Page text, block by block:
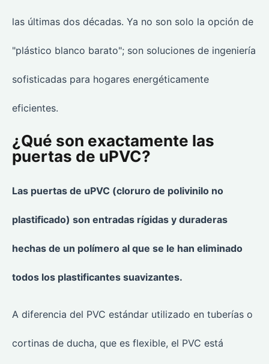
las últimas dos décadas. Ya no son solo la opción de
"plástico blanco barato"; son soluciones de ingeniería
sofisticadas para hogares energéticamente
eficientes.
¿Qué son exactamente las
puertas de uPVC?
Las puertas de uPVC (cloruro de polivinilo no
plastificado) son entradas rígidas y duraderas
hechas de un polímero al que se le han eliminado
todos los plastificantes suavizantes.
A diferencia del PVC estándar utilizado en tuberías o
cortinas de ducha, que es flexible, el PVC está